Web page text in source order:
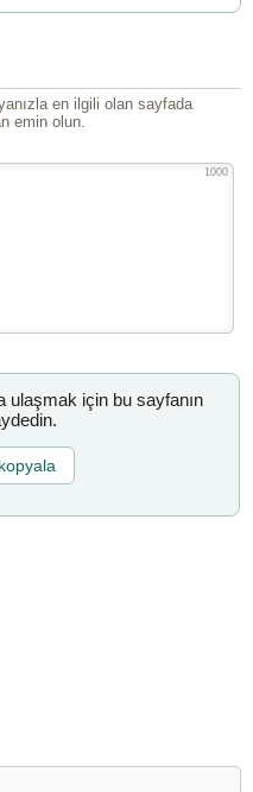
en ilgili olan sayfada
emin olun.
1000
ulaşmak için bu sayfanın